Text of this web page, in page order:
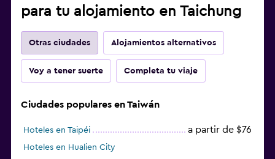
para tu alojamiento en Taichung
Otras ciudades Alojamientos alternativos
Voy a tener suerte Completa tu viaje
Ciudades populares en Taiwán
Hoteles en Taipéi a partir de $76
Hoteles en Hualien City